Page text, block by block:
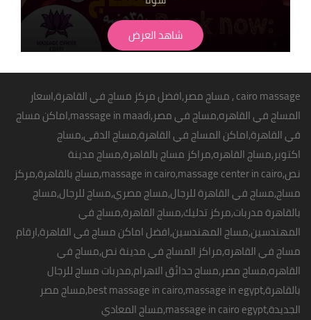
حمام مغربي بجميع انواعة
لابد من حجز مسبق
الاسعار تبدا من 350 ج
" تطبق الشروط و الاحكام" للحجز والاستفسار
بفروع مساج سنتر ايجيبت : 01068302600
01211115701
01099773147
01116550039
01050846816
شاهد العرض
cairo massage
,مساج مصر,افضل مركز مساج في القاهرة,اسعار
المساج في القاهره,مساج في مصر,massage in maadi,اماكنمساج
في القاهرة,اماكن المساج في القاهرة,مساج الدقي,مساج
اكتوبر,مساج القاهره,مراكز مساج بالقاهرة,مساج مدينة
نص,massage in cairo,massage center in cairo,مساج بالقاهرة,مركز
مساج,مساج في القاهرة للرجال,مساج مصري,مساج للرجال,مساج
بالقاهرة مدربات,مركز تدليك,مساج القاهرة,مساج في
المهندسين,مساج المهندسين,افضل اماكنمساج في القاهرة,ارقام
مساج في القاهره,مراكز المساج في مدينة نص,مساج في
القاهره,مساج مصر,مساج حدائق الاهرام,مدربات مساج للرجال
بالقاهرة,best massage in cairo,massage in egypt
,مساج مصر
الجديدة,massage in cairo egypt,مساج المعادي